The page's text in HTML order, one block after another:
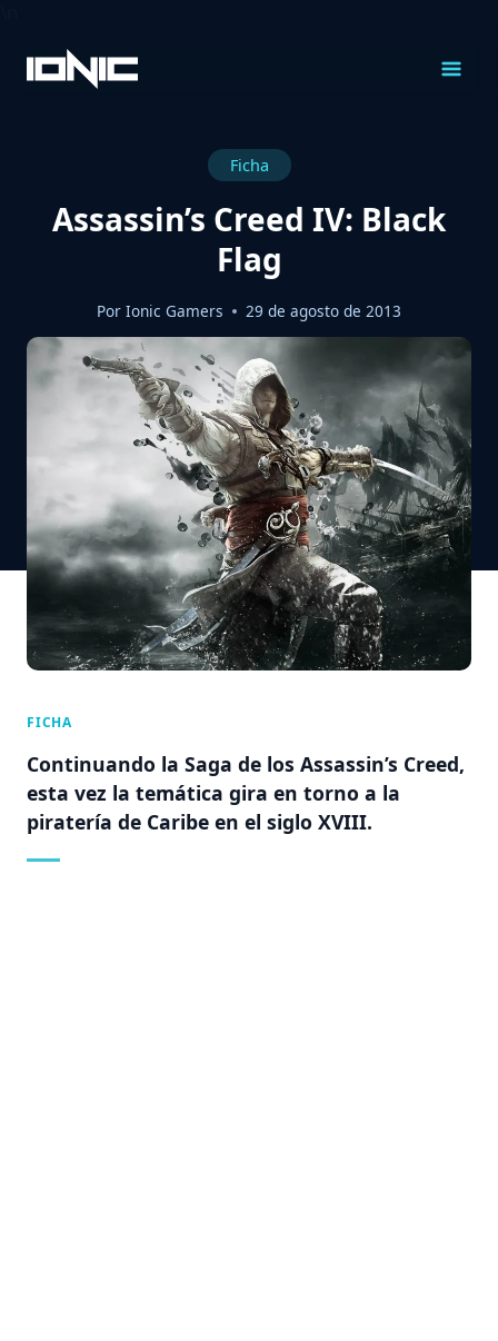
Contenido
Ficha
Assassin’s Creed IV: Black
Flag
Por Ionic Gamers 29 de agosto de 2013
FICHA
Continuando la Saga de los Assassin’s Creed,
esta vez la temática gira en torno a la
piratería de Caribe en el siglo XVIII.